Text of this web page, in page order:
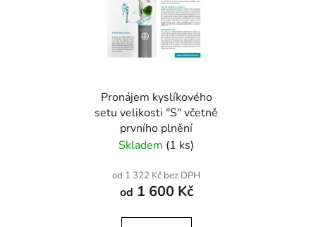
Pronájem kyslíkového
setu velikosti "S" včetně
prvního plnění
Skladem (1 ks)
od 1 322 Kč bez DPH
od 1 600 Kč